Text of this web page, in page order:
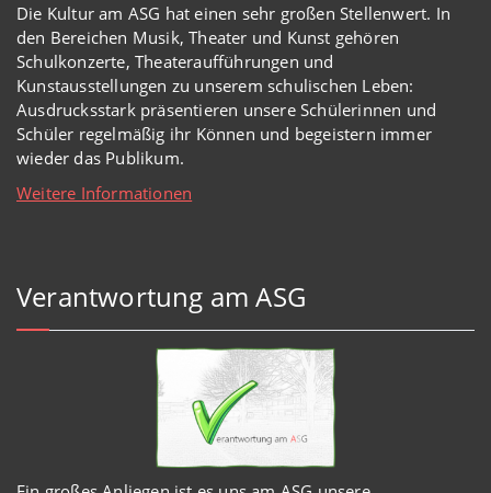
Die Kultur am ASG hat einen sehr großen Stellenwert. In
den Bereichen Musik, Theater und Kunst gehören
Schulkonzerte, Theateraufführungen und
Kunstausstellungen zu unserem schulischen Leben:
Ausdrucksstark präsentieren unsere Schülerinnen und
Schüler regelmäßig ihr Können und begeistern immer
wieder das Publikum.
Weitere Informationen
Verantwortung am ASG